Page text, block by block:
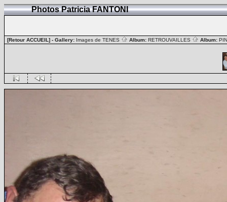
Photos Patricia FANTONI
[Retour ACCUEIL] - Gallery: Images de TENES Album: RETROUVAILLES Album: